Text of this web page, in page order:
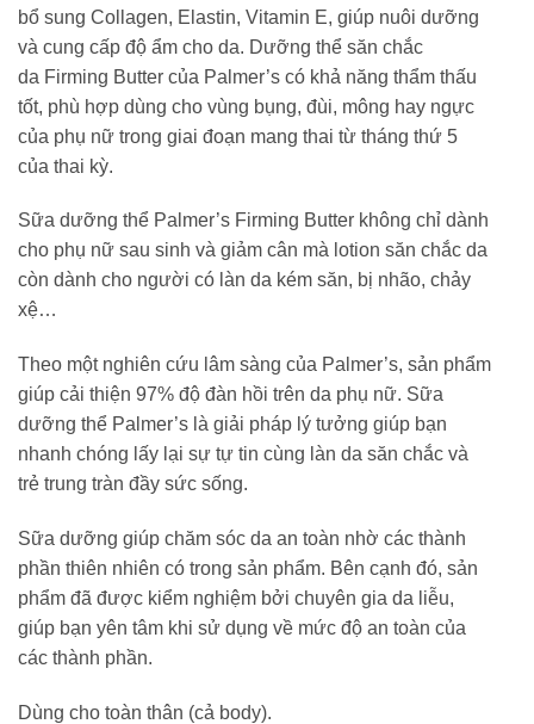
bổ sung Collagen, Elastin, Vitamin E, giúp nuôi dưỡng
và cung cấp độ ẩm cho da. Dưỡng thể săn chắc
da Firming Butter của Palmer’s có khả năng thẩm thấu
tốt, phù hợp dùng cho vùng bụng, đùi, mông hay ngực
của phụ nữ trong giai đoạn mang thai từ tháng thứ 5
của thai kỳ.
Sữa dưỡng thể Palmer’s Firming Butter không chỉ dành
cho phụ nữ sau sinh và giảm cân mà lotion săn chắc da
còn dành cho người có làn da kém săn, bị nhão, chảy
xệ…
Theo một nghiên cứu lâm sàng của Palmer’s, sản phẩm
giúp cải thiện 97% độ đàn hồi trên da phụ nữ. Sữa
dưỡng thể Palmer’s là giải pháp lý tưởng giúp bạn
nhanh chóng lấy lại sự tự tin cùng làn da săn chắc và
trẻ trung tràn đầy sức sống.
Sữa dưỡng giúp chăm sóc da an toàn nhờ các thành
phần thiên nhiên có trong sản phẩm. Bên cạnh đó, sản
phẩm đã được kiểm nghiệm bởi chuyên gia da liễu,
giúp bạn yên tâm khi sử dụng về mức độ an toàn của
các thành phần.
Dùng cho toàn thân (cả body).